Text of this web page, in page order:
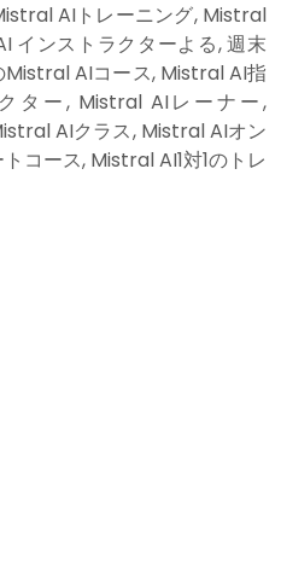
AIトレーニング, Mistral
インストラクターよる, 週末
AIコース, Mistral AI指
ター, Mistral AIレーナー,
AIクラス, Mistral AIオン
コース, Mistral AI1対1のトレ